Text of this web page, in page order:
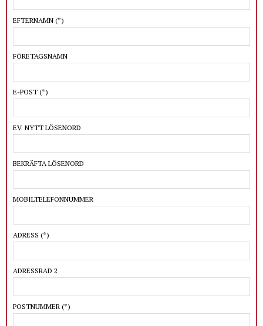
EFTERNAMN (*)
FÖRETAGSNAMN
E-POST (*)
EV. NYTT LÖSENORD
BEKRÄFTA LÖSENORD
MOBILTELEFONNUMMER
ADRESS (*)
ADRESSRAD 2
POSTNUMMER (*)